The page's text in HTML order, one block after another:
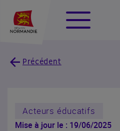
Précédent
Acteurs éducatifs
Mise à jour le : 19/06/2025